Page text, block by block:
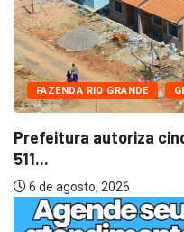
FAZENDA RIO GRANDE
Prefeitura autoriza
511...
6 de agosto, 2026